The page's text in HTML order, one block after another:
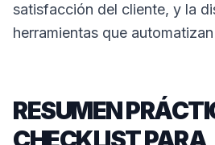
satisfacción del cliente, y la
herramientas que
RESUMEN